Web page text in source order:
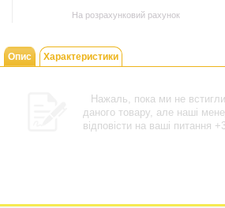
На розрахунковий рахунок
Опис Характеристики
Нажаль, пока ми не
даного товару, але наші
відповісти на ваші питання